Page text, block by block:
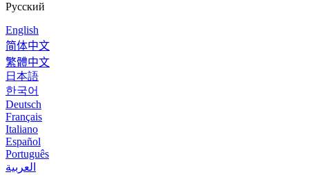
Русский
English
简体中文
繁體中文
日本語
한국어
Deutsch
Français
Italiano
Español
Português
العربية